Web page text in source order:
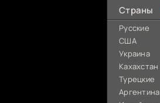
Страны
Русские
США
Украина
Кахахстан
Турецкие
Аргентина